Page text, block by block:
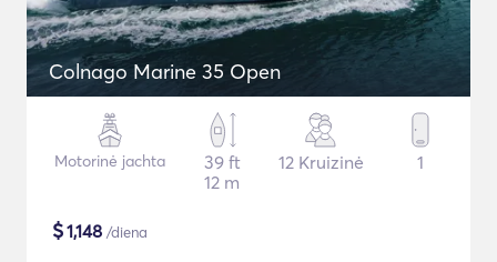
Colnago Marine 35 Open
Motorinė jachta
39 ft
12 m
12 Kruizinė 1
$1,148 /diena